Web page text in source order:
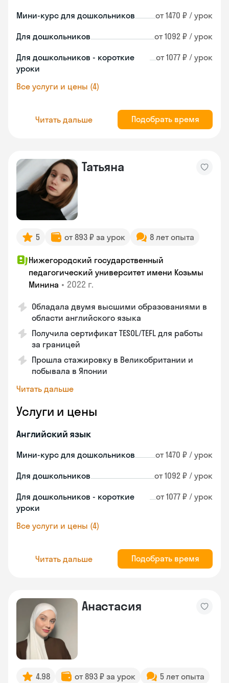
Мини-курс для дошкольников от 1470 ₽ / урок
Для дошкольников от 1092 ₽ / урок
Для дошкольников - короткие
уроки
от 1077 ₽ / урок
Все услуги и цены (4)
Читать дальше Подобрать время
Татьяна
5 от 893 ₽ за урок 8 лет опыта
Нижегородский государственный
педагогический университет имени Козьмы
Минина • 2022 г.
Обладала двумя высшими образованиями в
области английского языка
Получила сертификат TESOL/TEFL для работы
за границей
Прошла стажировку в Великобритании и
побывала в Японии
Читать дальше
Услуги и цены
Английский язык
Мини-курс для дошкольников от 1470 ₽ / урок
Для дошкольников от 1092 ₽ / урок
Для дошкольников - короткие
уроки
от 1077 ₽ / урок
Все услуги и цены (4)
Читать дальше Подобрать время
Анастасия
4.98 от 893 ₽ за урок 5 лет опыта